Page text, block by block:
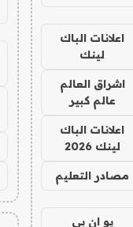
اعلانات الباك
لينك
اشراق العالم
عالم كبير
اعلانات الباك
لينك 2026
مصادر التعليم
يو ان بي